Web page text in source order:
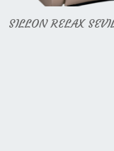
SILLON RELAX